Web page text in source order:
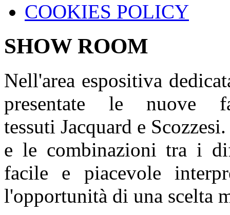
COOKIES POLICY
SHOW ROOM
Nell'area espositiva
presentate le nuove
tessuti Jacquard e
e le combinazioni tra i
facile e piacevole
l'opportunità di una scelta